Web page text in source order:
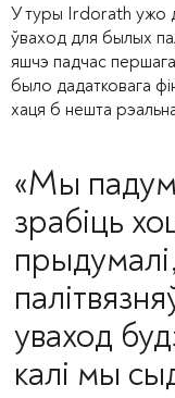
У туры Irdorath ужо
ўваход для былых
яшчэ падчас
было дадатковага
хаця б нешта
«Мы
зрабіць
уваход
калі мы